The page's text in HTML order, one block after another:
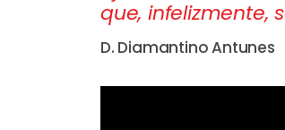
que, infelizmente,
D. Diamantino Antunes